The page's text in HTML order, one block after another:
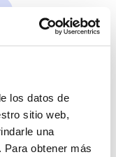
los datos de
sitio web,
una
obtener más